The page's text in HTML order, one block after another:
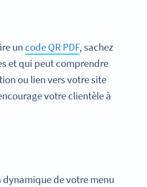
un code QR PDF, sachez
et qui peut comprendre
ou lien vers votre site
votre clientèle à
dynamique de votre menu